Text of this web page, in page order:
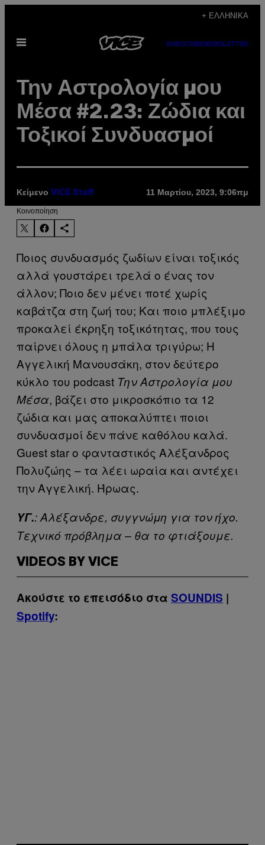
περιεχόμενο
+ ΕΛΛΗΝΙΚΆ
Ανοίξτε
SUBSCRIBENEWSLETTER
Την Αστρολογία μου
Μέσα #2.23: Ζώδια και
Τοξικοί Συνδυασμοί
Κείμενο VICE Staff 11 Μαρτίου, 2023, 9:06πμ
Kοινοποίηση
Ποιος συνδυασμός ζωδίων είναι τοξικός
αλλά γουστάρει τρελά ο ένας τον
άλλον; Ποιο δεν μένει ποτέ χωρίς
καβάτζα στη ζωή του; Και ποιο μπλέξιμο
προκαλεί έκρηξη τοξικότητας, που τους
παίρνει όλους η μπάλα τριγύρω; Η
Αγγελική Μανουσάκη, στον δεύτερο
κύκλο του podcast Την Αστρολογία μου
Μέσα, βάζει στο μικροσκόπιο τα 12
ζώδια και μας αποκαλύπτει ποιοι
συνδυασμοί δεν πάνε καθόλου καλά.
Guest star ο φανταστικός Αλέξανδρος
Πολυζώης – τα λέει ωραία και αντέχει
την Αγγελική. Ήρωας.
ΥΓ.: Αλέξανδρε, συγγνώμη για τον ήχο.
Τεχνικό πρόβλημα – θα το φτιάξουμε.
VIDEOS BY VICE
Ακούστε το επεισόδιο στα SOUNDIS |
Spotify: